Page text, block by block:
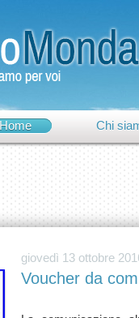
Chi
Home
giovedì 13 ottobre
Voucher da